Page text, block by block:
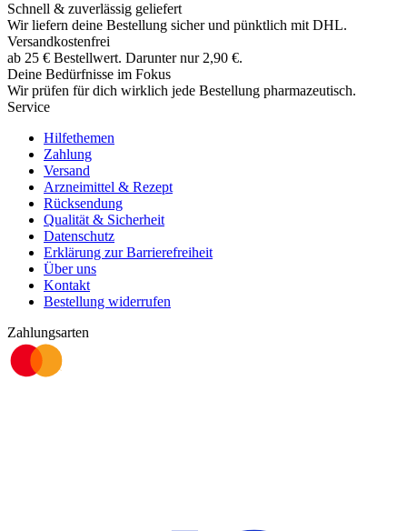
Schnell & zuverlässig geliefert
Wir liefern deine Bestellung sicher und pünktlich mit DHL.
Versandkostenfrei
ab 25 € Bestellwert. Darunter nur 2,90 €.
Deine Bedürfnisse im Fokus
Wir prüfen für dich wirklich jede Bestellung pharmazeutisch.
Service
Hilfethemen
Zahlung
Versand
Arzneimittel & Rezept
Rücksendung
Qualität & Sicherheit
Datenschutz
Erklärung zur Barrierefreiheit
Über uns
Kontakt
Bestellung widerrufen
Zahlungsarten